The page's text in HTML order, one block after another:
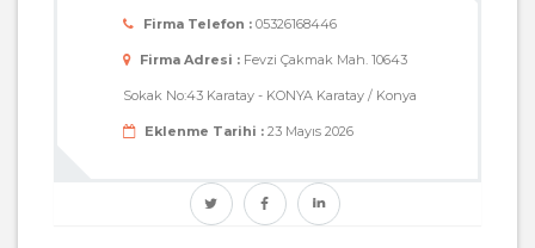
Firma Telefon : 05326168446
Firma Adresi : Fevzi Çakmak Mah. 10643
Sokak No:43 Karatay - KONYA Karatay / Konya
Eklenme Tarihi : 23 Mayıs 2026